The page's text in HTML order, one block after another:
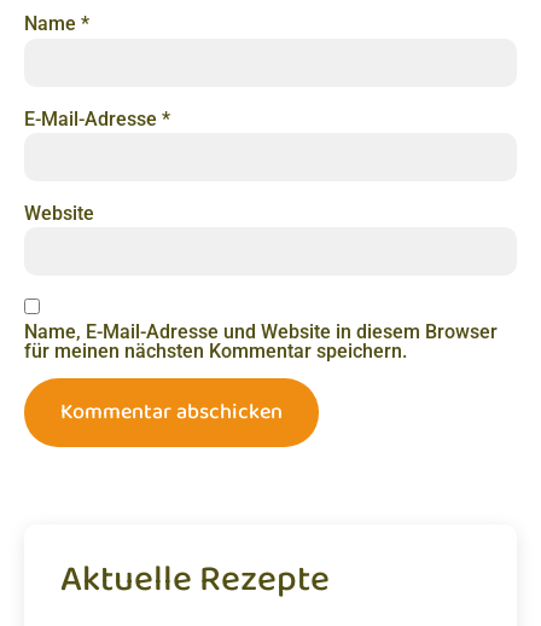
Name *
E-Mail-Adresse *
Website
Name, E-Mail-Adresse und Website in diesem Browser
für meinen nächsten Kommentar speichern.
Aktuelle Rezepte